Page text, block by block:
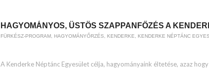
HAGYOMÁNYOS, ÜSTÖS SZAPPANFŐZÉS A
FÜRKÉSZ-PROGRAM, HAGYOMÁNYŐRZÉS, KENDERKE, KENDERKE NÉPTÁNC
A Kenderke Néptánc Egyesület célja, hagyományaink éltetése, azaz